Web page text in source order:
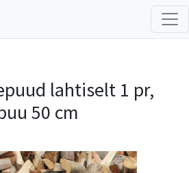
lahtiselt 1 pr,
50 cm